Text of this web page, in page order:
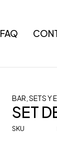
FAQ
BAR ,SETS Y
SET
SKU